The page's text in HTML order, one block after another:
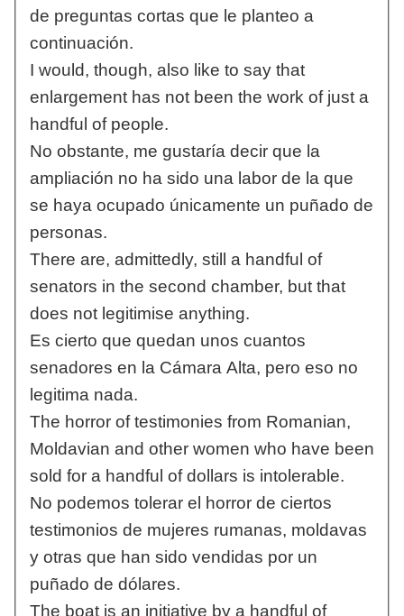
de preguntas cortas que le planteo a
continuación.
I would, though, also like to say that
enlargement has not been the work of just a
handful of people.
No obstante, me gustaría decir que la
ampliación no ha sido una labor de la que
se haya ocupado únicamente un puñado de
personas.
There are, admittedly, still a handful of
senators in the second chamber, but that
does not legitimise anything.
Es cierto que quedan unos cuantos
senadores en la Cámara Alta, pero eso no
legitima nada.
The horror of testimonies from Romanian,
Moldavian and other women who have been
sold for a handful of dollars is intolerable.
No podemos tolerar el horror de ciertos
testimonios de mujeres rumanas, moldavas
y otras que han sido vendidas por un
puñado de dólares.
The boat is an initiative by a handful of